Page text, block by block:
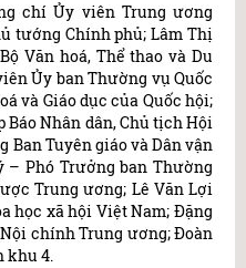
chí Ủy viên Trung ương
tướng Chính phủ; Lâm Thị
Văn hoá, Thể thao và Du
Ủy ban Thường vụ Quốc
và Giáo dục của Quốc hội;
Báo Nhân dân, Chủ tịch Hội
Ban Tuyên giáo và Dân vận
– Phó Trưởng ban Thường
Trung ương; Lê Văn Lợi
học xã hội Việt Nam; Đặng
chính Trung ương; Đoàn
khu 4.